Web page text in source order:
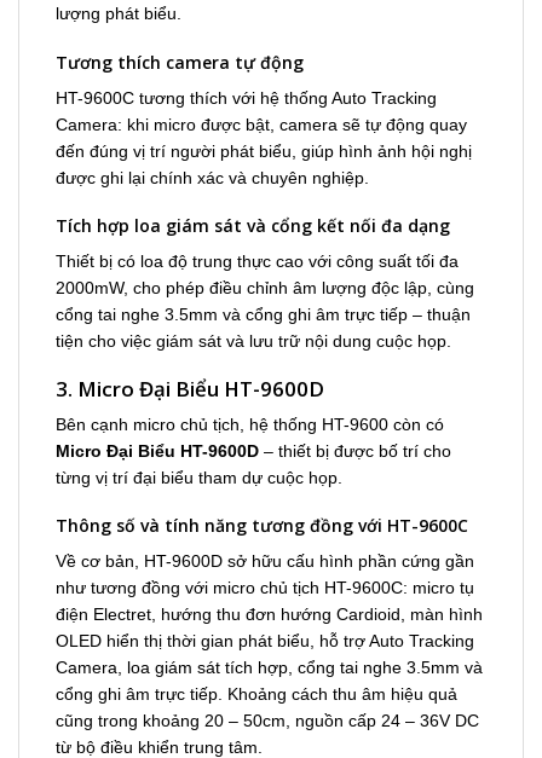
lượng phát biểu.
Tương thích camera tự động
HT-9600C tương thích với hệ thống Auto Tracking
Camera: khi micro được bật, camera sẽ tự động quay
đến đúng vị trí người phát biểu, giúp hình ảnh hội nghị
được ghi lại chính xác và chuyên nghiệp.
Tích hợp loa giám sát và cổng kết nối đa dạng
Thiết bị có loa độ trung thực cao với công suất tối đa
2000mW, cho phép điều chỉnh âm lượng độc lập, cùng
cổng tai nghe 3.5mm và cổng ghi âm trực tiếp – thuận
tiện cho việc giám sát và lưu trữ nội dung cuộc họp.
3. Micro Đại Biểu HT-9600D
Bên cạnh micro chủ tịch, hệ thống HT-9600 còn có
Micro Đại Biểu HT-9600D – thiết bị được bố trí cho
từng vị trí đại biểu tham dự cuộc họp.
Thông số và tính năng tương đồng với HT-9600C
Về cơ bản, HT-9600D sở hữu cấu hình phần cứng gần
như tương đồng với micro chủ tịch HT-9600C: micro tụ
điện Electret, hướng thu đơn hướng Cardioid, màn hình
OLED hiển thị thời gian phát biểu, hỗ trợ Auto Tracking
Camera, loa giám sát tích hợp, cổng tai nghe 3.5mm và
cổng ghi âm trực tiếp. Khoảng cách thu âm hiệu quả
cũng trong khoảng 20 – 50cm, nguồn cấp 24 – 36V DC
từ bộ điều khiển trung tâm.